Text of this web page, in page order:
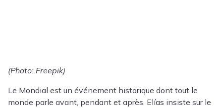
(Photo: Freepik)
Le Mondial est un événement historique dont tout le
monde parle avant, pendant et après. Elías insiste sur le